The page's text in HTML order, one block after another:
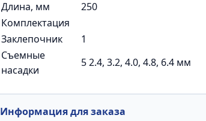
Длина, мм
250
Комплектация
Заклепочник
1
Съемные
насадки
5 2.4, 3.2, 4.0, 4.8, 6.4 мм
Информация для заказа